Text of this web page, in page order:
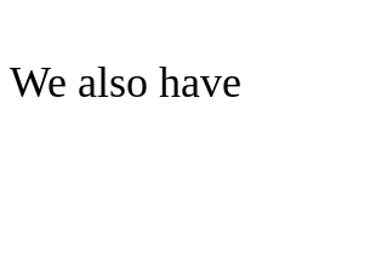
We also have